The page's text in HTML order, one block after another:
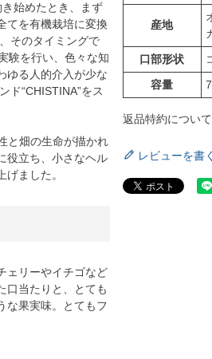
始めたとき、まず
てを有機栽培に変換
そのタイミングで
験を行い、色々な知
ゆる人的介入が少な
ド“CHISTINA”をス
と畑の生命が描かれ
役立ち、小さなヘル
ました。
ェリーやイチゴなど
口当たりと、とても
な果実味。とてもフ
産地
口部形状
容量
返品特約について
レビューを書く